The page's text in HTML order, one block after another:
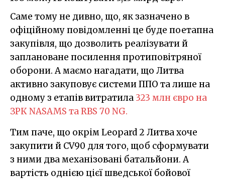
Саме тому не дивно, що, як зазначено в
офіційному повідомленні це буде поетапна
закупівля, що дозволить реалізувати й
заплановане посилення протиповітряної
оборони. А маємо нагадати, що Литва
активно закуповує системи ППО та лише на
одному з етапів витратила 323 млн євро на
ЗРК NASAMS та RBS 70 NG.
Тим паче, що окрім Leopard 2 Литва хоче
закупити й CV90 для того, щоб сформувати
з ними два механізовані батальйони. А
вартість однією цієї шведської бойової